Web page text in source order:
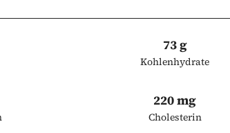
73 g
Kohlenhydrate
220 mg
Cholesterin